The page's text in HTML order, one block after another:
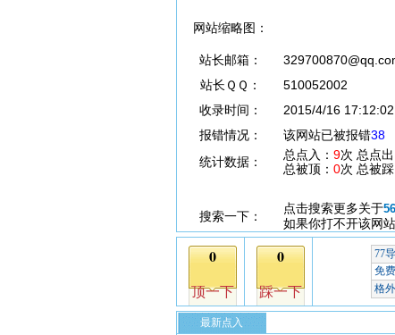
网站缩略图：
站长邮箱：
站长ＱＱ：
510052002
收录时间：
2015/4/16 17:12:02
报错情况：
该网站已被报错38
统计数据：
总点入： 9次 总点出
总被顶： 0次 总被踩
搜索一下：
点击搜索更多关于
如果你打不开该网
最新点入